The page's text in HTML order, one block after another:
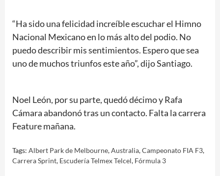
“Ha sido una felicidad increíble escuchar el Himno
Nacional Mexicano en lo más alto del podio. No
puedo describir mis sentimientos. Espero que sea
uno de muchos triunfos este año”, dijo Santiago.
Noel León, por su parte, quedó décimo y Rafa
Cámara abandonó tras un contacto. Falta la carrera
Feature mañana.
Tags: Albert Park de Melbourne,Australia,Campeonato FIA F3,
Carrera Sprint, Escudería Telmex Telcel, Fórmula 3